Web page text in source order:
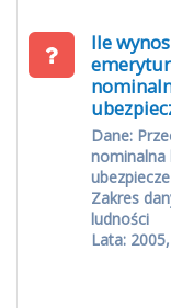
Ile
Dane:
nominalna
Zakres
ludności
Lata: